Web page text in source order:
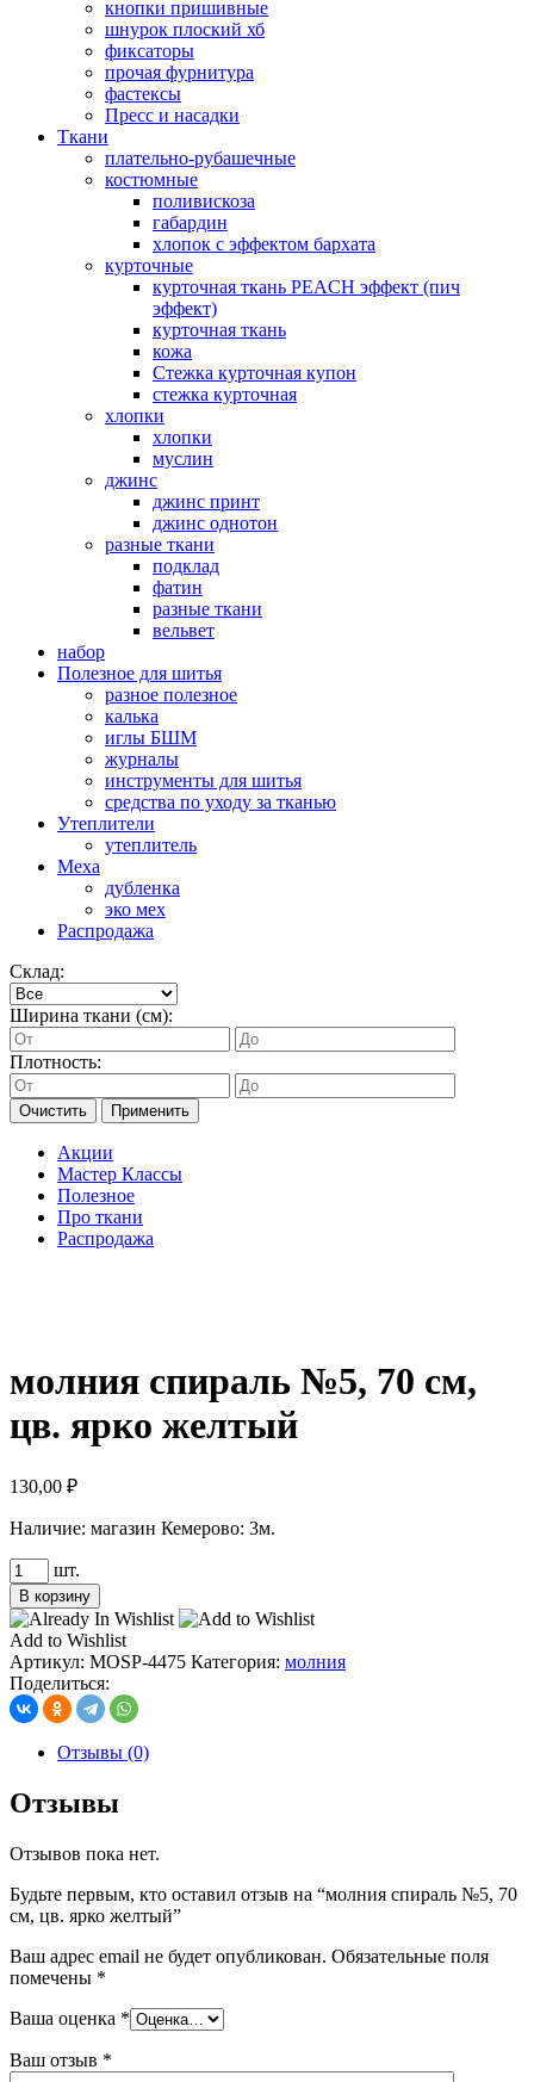
кнопки пришивные
шнурок плоский хб
фиксаторы
прочая фурнитура
фастексы
Пресс и насадки
Ткани
плательно-рубашечные
костюмные
поливискоза
габардин
хлопок с эффектом бархата
курточные
курточная ткань PEACH эффект (пич
эффект)
курточная ткань
кожа
Стежка курточная купон
стежка курточная
хлопки
хлопки
муслин
джинс
джинс принт
джинс однотон
разные ткани
подклад
фатин
разные ткани
вельвет
набор
Полезное для шитья
разное полезное
калька
иглы БШМ
журналы
инструменты для шитья
средства по уходу за тканью
Утеплители
утеплитель
Меха
дубленка
эко мех
Распродажа
Склад:
Ширина ткани (см):
Плотность:
Очистить Применить
Акции
Мастер Классы
Полезное
Про ткани
Распродажа
молния спираль №5, 70 см,
цв. ярко желтый
130,00 ₽
Наличие: магазин Кемерово: 3м.
Количество
товара
молния
спираль
№5,
70
см,
цв.
желтый
шт.
В корзину
Add to Wishlist
Артикул: MOSP-4475 Категория: молния
Поделиться:
Отзывы (0)
Отзывы
Отзывов пока нет.
Будьте первым, кто оставил отзыв на “молния спираль №5, 70
см, цв. ярко желтый”
Ваш адрес email не будет опубликован. Обязательные поля
помечены *
Ваша оценка *
Ваш отзыв *